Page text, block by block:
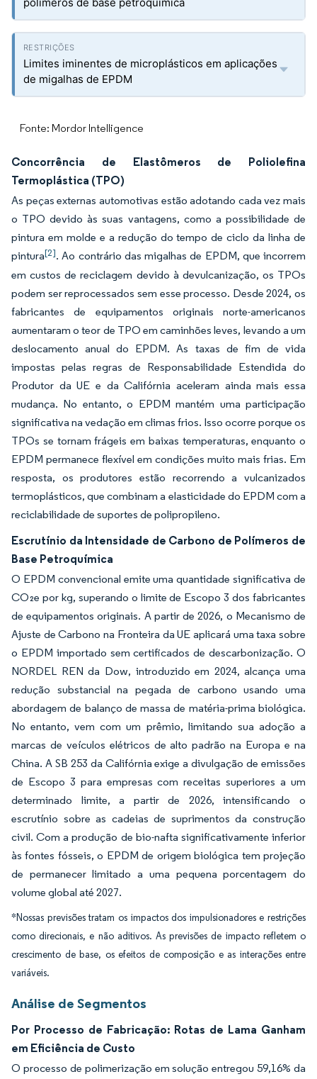
Limites iminentes de microplásticos em aplicações
de migalhas de EPDM
Fonte: Mordor Intelligence
Concorrência de Elastômeros de Poliolefina
Termoplástica (TPO)
As peças externas automotivas estão adotando cada vez mais
o TPO devido às suas vantagens, como a possibilidade de
pintura em molde e a redução do tempo de ciclo da linha de
pintura[2]. Ao contrário das migalhas de EPDM, que incorrem
em custos de reciclagem devido à devulcanização, os TPOs
podem ser reprocessados sem esse processo. Desde 2024, os
fabricantes de equipamentos originais norte-americanos
aumentaram o teor de TPO em caminhões leves, levando a um
deslocamento anual do EPDM. As taxas de fim de vida
impostas pelas regras de Responsabilidade Estendida do
Produtor da UE e da Califórnia aceleram ainda mais essa
mudança. No entanto, o EPDM mantém uma participação
significativa na vedação em climas frios. Isso ocorre porque os
TPOs se tornam frágeis em baixas temperaturas, enquanto o
EPDM permanece flexível em condições muito mais frias. Em
resposta, os produtores estão recorrendo a vulcanizados
termoplásticos, que combinam a elasticidade do EPDM com a
reciclabilidade de suportes de polipropileno.
Escrutínio da Intensidade de Carbono de Polímeros de
Base Petroquímica
O EPDM convencional emite uma quantidade significativa de
CO₂e por kg, superando o limite de Escopo 3 dos fabricantes
de equipamentos originais. A partir de 2026, o Mecanismo de
Ajuste de Carbono na Fronteira da UE aplicará uma taxa sobre
o EPDM importado sem certificados de descarbonização. O
NORDEL REN da Dow, introduzido em 2024, alcança uma
redução substancial na pegada de carbono usando uma
abordagem de balanço de massa de matéria-prima biológica.
No entanto, vem com um prêmio, limitando sua adoção a
marcas de veículos elétricos de alto padrão na Europa e na
China. A SB 253 da Califórnia exige a divulgação de emissões
de Escopo 3 para empresas com receitas superiores a um
determinado limite, a partir de 2026, intensificando o
escrutínio sobre as cadeias de suprimentos da construção
civil. Com a produção de bio-nafta significativamente inferior
às fontes fósseis, o EPDM de origem biológica tem projeção
de permanecer limitado a uma pequena porcentagem do
volume global até 2027.
*Nossas previsões tratam os impactos dos impulsionadores e restrições
como direcionais, e não aditivos. As previsões de impacto refletem o
crescimento de base, os efeitos de composição e as interações entre
variáveis.
Análise de Segmentos
Por Processo de Fabricação: Rotas de Lama Ganham
em Eficiência de Custo
O processo de polimerização em solução entregou 59,16% da